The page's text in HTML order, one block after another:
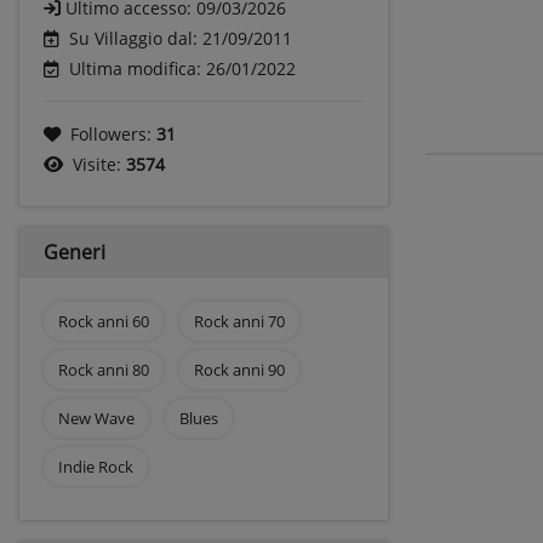
Ultimo accesso: 09/03/2026
Su Villaggio dal: 21/09/2011
Ultima modifica: 26/01/2022
Followers: 31
Visite: 3574
Generi
Rock anni 60 Rock anni 70
Rock anni 80 Rock anni 90
New Wave Blues
Indie Rock